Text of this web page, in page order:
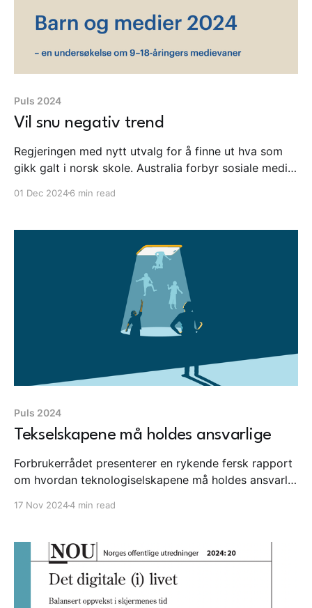
Puls 2024
Vil snu negativ trend
Regjeringen med nytt utvalg for å finne ut hva som
gikk galt i norsk skole. Australia forbyr sosiale medier
kommisjonen for mulig påvirkning av valget i
digitale hverdag 2024. Dette og mye mer.
01 Dec 20246 min read
Puls 2024
Tekselskapene må holdes ansvarlige
Forbrukerrådet presenterer en rykende fersk rapport
om hvordan teknologiselskapene må holdes ansvarlig
som en reaksjon på at folk er misfornøyd med X.
Forbrukerrådet: Forbrukerrådet presenterer en
rykende fersk rapport
17 Nov 20244 min read